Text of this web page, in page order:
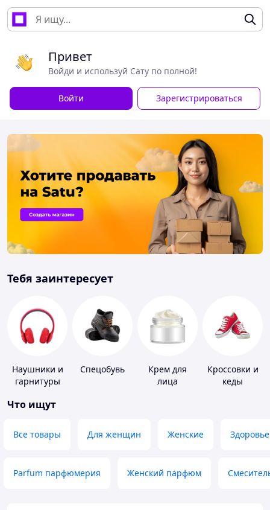
Привет
Войди и используй Сату по полной!
Войти Зарегистрироваться
Тебя заинтересует
Наушники и
гарнитуры
Спецобувь
Крем для
лица
Кроссовки и
кеды
Что ищут
Все товары Для женщин Женские Здоровье
Parfum парфюмерия Женский парфюм